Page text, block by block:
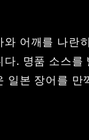
와 어깨를 나란
다. 명품 소스를
일본 장어를 만